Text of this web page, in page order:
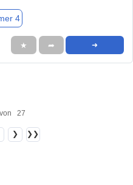
4
★ ➦ ➜
27
❯ ❯❯